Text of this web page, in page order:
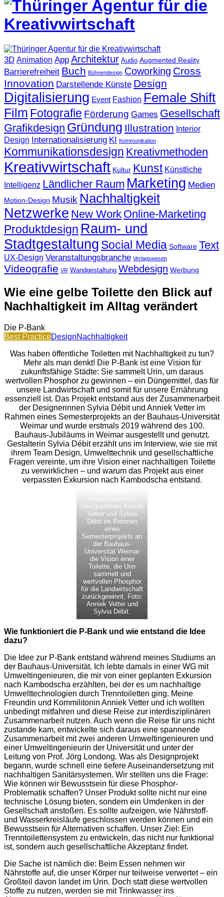
3D Animation App Architektur Audio Augmented Reality
Barrierefreiheit Buch Bühnendesign Coworking Cross
Innovation Darstellende Künste Design
Digitalisierung Event Fashion Female Shift
Film Fotografie Förderung Games Gesellschaft
Grafikdesign Gründung Illustration Interior
Design Internationalisierung KI Kommunikation
Kommunikationsdesign Kreativmethoden
Kreativwirtschaft Kultur Kunst Künstliche
Intelligenz Ländlicher Raum Marketing Medien
Motion-Design Musik Nachhaltigkeit
Netzwerke New Work Online-Marketing
Produktdesign Raum- und
Stadtgestaltung Social Media Software Text
UX-Design Veranstaltungsbranche Verlagswesen
Videografie VR Wandgestaltung Webdesign Werbung
Wie eine gelbe Toilette den Blick auf
Nachhaltigkeit im Alltag verändert
Die P-Bank
Best PracticeDesignNachhaltigkeit
Was haben öffentliche Toiletten mit Nachhaltigkeit zu tun?
Mehr als man denkt! Die P-Bank ist eine Vision für
zukunftsfähige Städte: Sie sammelt Urin, um daraus
wertvollen Phosphor zu gewinnen – ein Düngemittel, das für
unsere Landwirtschaft und somit für unsere Ernährung
essenziell ist. Das Projekt entstand aus der Zusammenarbeit
der Designerinnen Sylvia Débit und Anniek Vetter im
Rahmen eines Semesterprojekts an der Bauhaus-Universität
Weimar und wurde erstmals 2019 während des 100.
Bauhaus-Jubiläums in Weimar ausgestellt und genutzt.
Gestalterin Sylvia Débit erzählt uns im Interview, wie sie mit
ihrem Team Design, Umwelttechnik und gesellschaftliche
Fragen vereinte, um ihre Vision einer nachhaltigen Toilette
zu verwirklichen – und warum das Projekt aus einer
verpassten Exkursion nach Kambodscha entstand.
entwickelten die
Designerinnen Anniek
Vetter und Sylvia
Débit im Rahmen
eines
Semesterprojekts an
der Bauhaus-
Universität Weimar
die Vision einer
Toilette, die Urin
sammelt und
wertvollen Phosphor
für die Landwirtschaft
zurückgewinnt, Foto:
Anniek Vetter und
Sylvia Débit.
Wie funktioniert die P-Bank und wie entstand die Idee
dazu?
Die Idee zur P-Bank entstand während meines Studiums an
der Bauhaus-Universität. Ich lebte damals in einer WG mit
Umweltingenieuren, die mir von einer geplanten Exkursion
nach Kambodscha erzählten, bei der es um nachhaltige
Umwelttechnologien durch Trenntoiletten ging. Meine
Freundin und Kommilitonin Anniek Vetter und ich wollten
unbedingt mitfahren und diese Reise zur interdisziplinären
Zusammenarbeit nutzen. Auch wenn die Reise für uns nicht
zustande kam, entwickelte sich daraus eine spannende
Zusammenarbeit mit zwei anderen Umweltingenieuren und
einer Umweltingenieurin der Universität und unter der
Leitung von Prof. Jörg Londong. Was als Designprojekt
begann, wurde schnell eine tiefere Auseinandersetzung mit
nachhaltigen Sanitärsystemen. Wir stellten uns die Frage:
Wie können wir Bewusstsein für diese Phosphor-
Problematik schaffen? Unser Produkt sollte nicht nur eine
technische Lösung bieten, sondern ein Umdenken in der
Gesellschaft anstoßen. Es sollte aufzeigen, wie Nährstoff-
und Wasserkreisläufe geschlossen werden können und ein
Bewusstsein für Alternativen schaffen. Unser Ziel: Ein
Trenntoilettensystem zu entwickeln, das nicht nur funktional
ist, sondern auch gesellschaftliche Akzeptanz findet.
Die Sache ist nämlich die: Beim Essen nehmen wir
Nährstoffe auf, die unser Körper nur teilweise verwertet – ein
Großteil davon landet im Urin. Doch statt diese wertvollen
Stoffe zu nutzen, werden sie mit Trinkwasser ins